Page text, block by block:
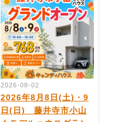
2026-08-02
2026年8月8日(土)・9
日(日) 藤井寺市小山